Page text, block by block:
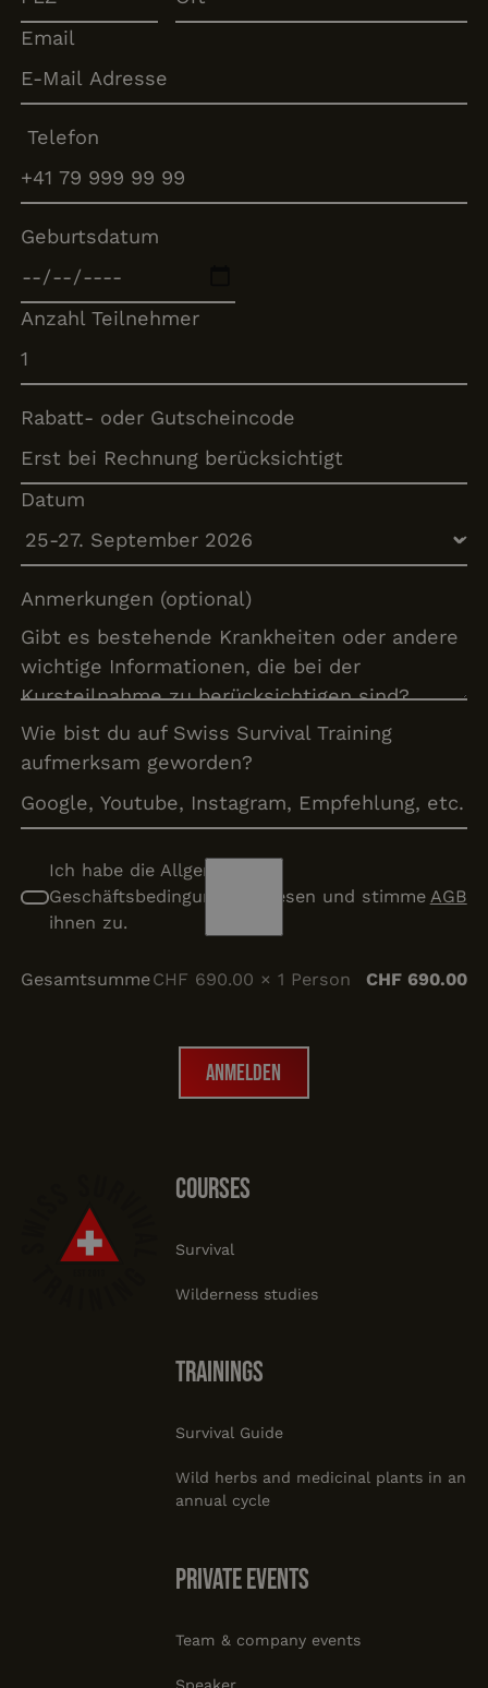
Email
Telefon
Geburtsdatum
Anzahl Teilnehmer
Rabatt- oder Gutscheincode
Datum
Anmerkungen (optional)
Wie bist du auf Swiss Survival Training
aufmerksam geworden?
Ich habe die Allgemeine
Geschäftsbedingungen gelesen und stimme
ihnen zu.
AGB
GesamtsummeCHF 690.00 × 1 Person CHF 690.00
Anmelden
Anmelden
courses
Survival
Wilderness studies
trainings
Survival Guide
Wild herbs and medicinal plants in an
annual cycle
private events
Team & company events